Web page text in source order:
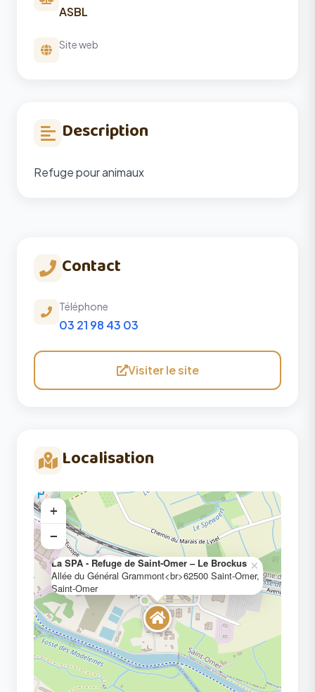
ASBL
Site web
Description
Refuge pour animaux
Contact
Téléphone
03 21 98 43 03
Visiter le site
Localisation
La SPA - Refuge de Saint-Omer – Le Brockus
Allée du Général Grammont<br>62500 Saint-Omer,
Saint-Omer
×
+
−